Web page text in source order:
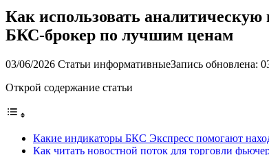
Как использовать
БКС-брокер по лучшим ценам
03/06/2026 Статьи информативныеЗапись обновлена:
Открой содержание статьи
Какие индикаторы БКС Экспресс помогают
Как читать новостной поток для торговли